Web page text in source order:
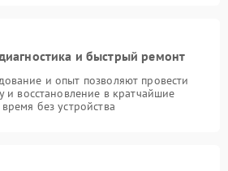
и быстрый ремонт
и опыт позволяют провести
и восстановление в кратчайшие
без устройства